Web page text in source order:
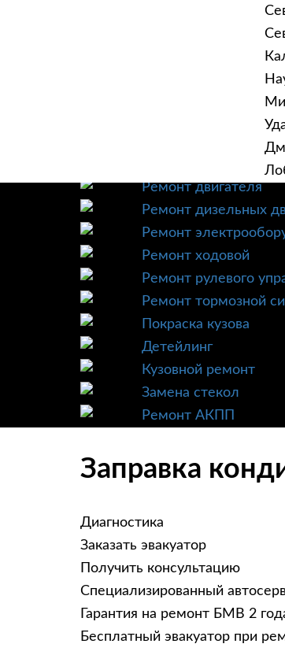
Техническое
Ремонт трансмиссии
Ремонт двигателя
Ремонт дизельных
Ремонт
Ремонт ходовой
Ремонт рулевого
Ремонт тормозной
Покраска кузова
Детейлинг
Кузовной ремонт
Замена стекол
Ремонт АКПП
Заправка
Диагностика
Заказать эвакуатор
Получить консультацию
Специализированный
Гарантия на ремонт БМВ 2
Бесплатный эвакуатор при